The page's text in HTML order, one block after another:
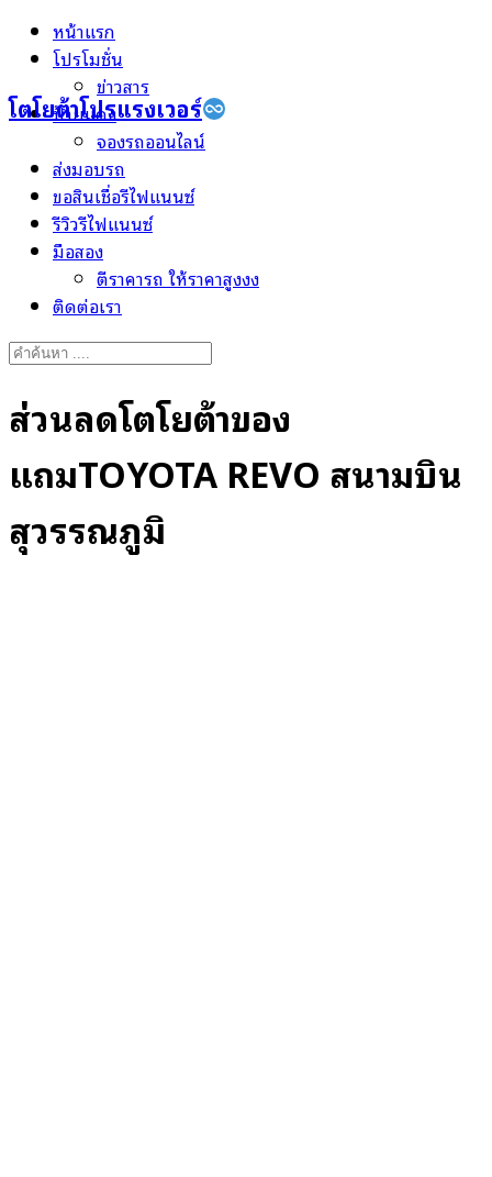
Skip
โตโยต้าโปรแรงเวอร์
หน้าแรก
โปรโมชั่น
ข่าวสาร
ป้ายแดง
จองรถออนไลน์
ส่งมอบรถ
ขอสินเชื่อรีไฟแนนซ์
รีวิวรีไฟแนนซ์
มือสอง
ตีราคารถ ให้ราคาสูงงง
ติดต่อเรา
Search
ส่วนลดโตโยต้าของ
แถมTOYOTA REVO สนามบิน
สุวรรณภูมิ